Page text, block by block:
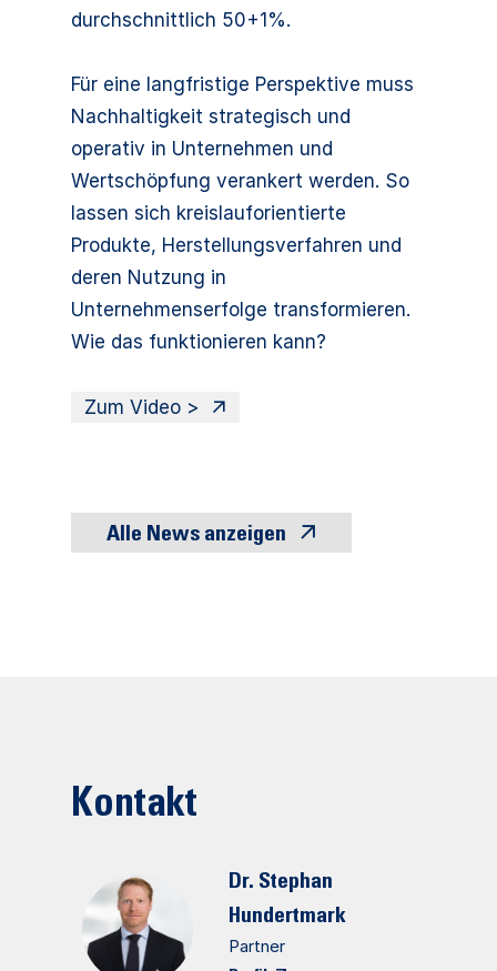
durchschnittlich 50+1%.
Für eine langfristige Perspektive muss
Nachhaltigkeit strategisch und
operativ in Unternehmen und
Wertschöpfung verankert werden. So
lassen sich kreislauforientierte
Produkte, Herstellungsverfahren und
deren Nutzung in
Unternehmenserfolge transformieren.
Wie das funktionieren kann?
Zum Video >
Alle News anzeigen
Kontakt
Dr. Stephan
Hundertmark
Partner